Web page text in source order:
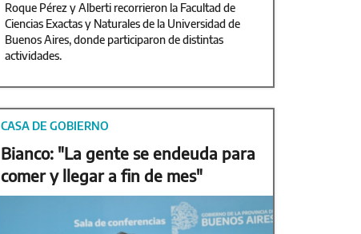
Roque Pérez y Alberti recorrieron la Facultad de
Ciencias Exactas y Naturales de la Universidad de
Buenos Aires, donde participaron de distintas
actividades.
CASA DE GOBIERNO
Bianco: "La gente se endeuda para
comer y llegar a fin de mes"